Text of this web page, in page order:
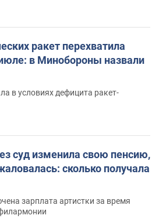
ракет перехватила
в Минобороны назвали
в условиях дефицита ракет-
суд изменила свою пенсию,
сколько получала
зарплата артистки за время